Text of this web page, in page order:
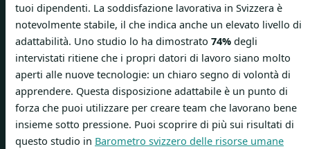
tuoi dipendenti. La soddisfazione lavorativa in Svizzera è
notevolmente stabile, il che indica anche un elevato livello di
adattabilità. Uno studio lo ha dimostrato 74% degli
intervistati ritiene che i propri datori di lavoro siano molto
aperti alle nuove tecnologie: un chiaro segno di volontà di
apprendere. Questa disposizione adattabile è un punto di
forza che puoi utilizzare per creare team che lavorano bene
insieme sotto pressione. Puoi scoprire di più sui risultati di
questo studio in Barometro svizzero delle risorse umane